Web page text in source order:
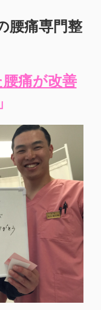
腰痛専門整
痛が改善
」